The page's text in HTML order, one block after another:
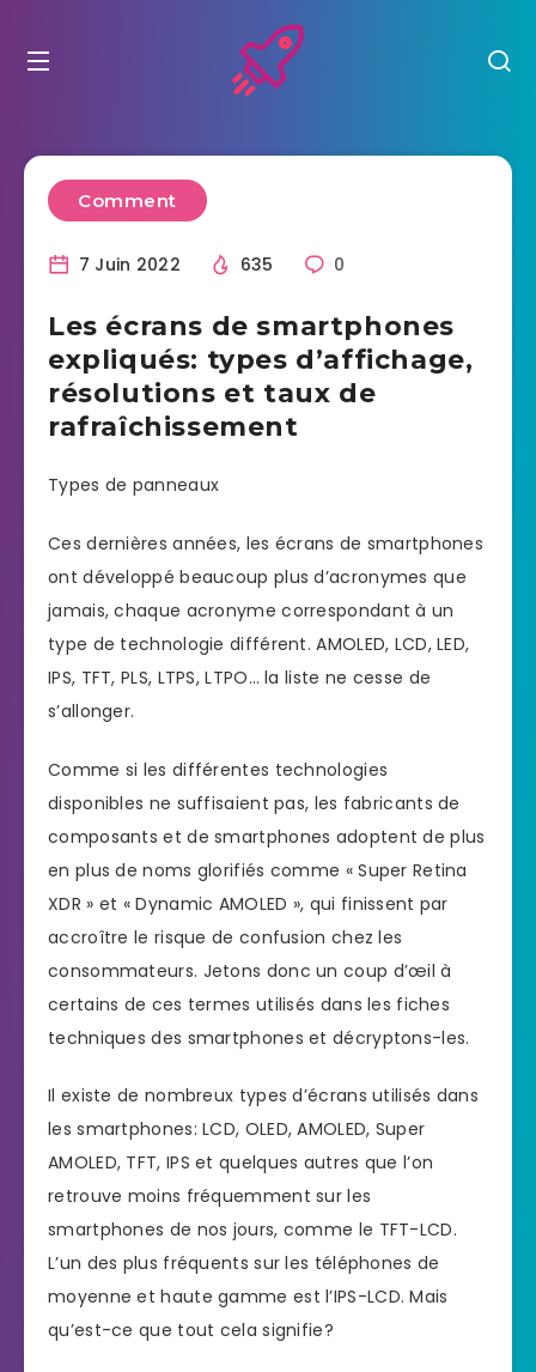
Comment
7 Juin 2022 635 0
Les écrans de smartphones
expliqués: types d’affichage,
résolutions et taux de
rafraîchissement
Types de panneaux
Ces dernières années, les écrans de smartphones
ont développé beaucoup plus d’acronymes que
jamais, chaque acronyme correspondant à un
type de technologie différent. AMOLED, LCD, LED,
IPS, TFT, PLS, LTPS, LTPO… la liste ne cesse de
s’allonger.
Comme si les différentes technologies
disponibles ne suffisaient pas, les fabricants de
composants et de smartphones adoptent de plus
en plus de noms glorifiés comme « Super Retina
XDR » et « Dynamic AMOLED », qui finissent par
accroître le risque de confusion chez les
consommateurs. Jetons donc un coup d’œil à
certains de ces termes utilisés dans les fiches
techniques des smartphones et décryptons-les.
Il existe de nombreux types d’écrans utilisés dans
les smartphones: LCD, OLED, AMOLED, Super
AMOLED, TFT, IPS et quelques autres que l’on
retrouve moins fréquemment sur les
smartphones de nos jours, comme le TFT-LCD.
L’un des plus fréquents sur les téléphones de
moyenne et haute gamme est l’IPS-LCD. Mais
qu’est-ce que tout cela signifie?